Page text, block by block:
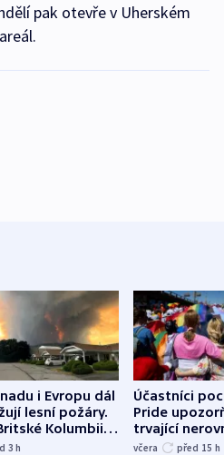
pak otevře v Uherském
i Evropu dál
lesní požáry.
Kolumbii
tisíce lidí
3h
Účastníci
Pride
trvající
včera před 15 h